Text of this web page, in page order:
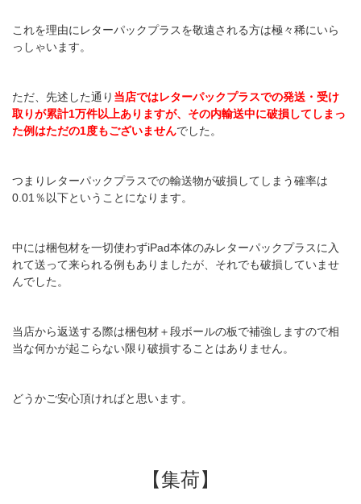
これを理由にレターパックプラスを敬遠される方は極々稀にいら
っしゃいます。
ただ、先述した通り 当店ではレターパックプラスでの発送・受け
取りが累計1万件以上ありますが、その内輸送中に破損してしまっ
た例はただの1度もございませんでした。
つまりレターパックプラスでの輸送物が破損してしまう確率は
0.01％以下ということになります。
中には梱包材を一切使わずiPad本体のみレターパックプラスに入
れて送って来られる例もありましたが、それでも破損していませ
んでした。
当店から返送する際は梱包材＋段ボールの板で補強しますので相
当な何かが起こらない限り破損することはありません。
どうかご安心頂ければと思います。
【集荷】